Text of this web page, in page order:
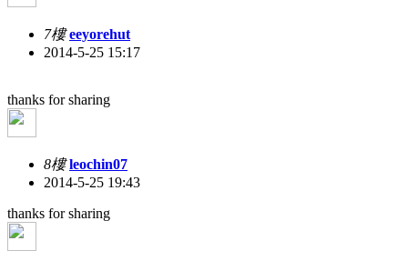
7樓 eeyorehut
2014-5-25 15:17
thanks for sharing
8樓 leochin07
2014-5-25 19:43
thanks for sharing